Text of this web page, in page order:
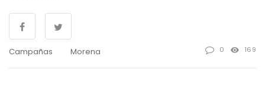
Campañas Morena 0 169